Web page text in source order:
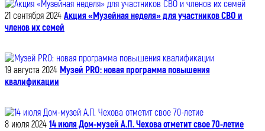
21 сентября 2024 Акция «Музейная неделя» для участников СВО и
членов их семей
19 августа 2024 Музей PRO: новая программа повышения
квалификации
8 июля 2024 14 июля Дом-музей А.П. Чехова отметит свое 70-летие